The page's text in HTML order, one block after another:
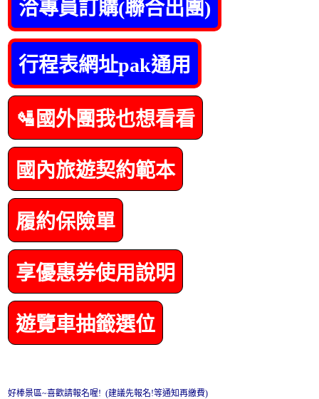
洽專員訂購(聯合出團)
行程表網址pak通用
🛂國外團我也想看看
國內旅遊契約範本
履約保險單
享優惠券使用說明
遊覽車抽籤選位
好棒景區~喜歡請報名喔! (建議先報名!等通知再繳費)